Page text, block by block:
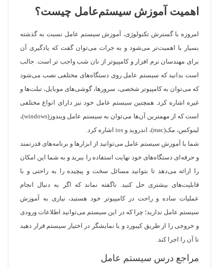
اهمیت آموزش سیستم‌عامل چیست؟
امروزه با گسترش تکنولوژی، آموزش سیستم عامل نسبت به گذشته
بسیار با اهمیت‌تر می‌شود و به جرات می‌توان گفت که یادگیری آن
برای مهندسان نرم افزار و کامپیوتر از نان شب واجب تر است. جالب
است بدانید که سیستم عامل روی دستگاه‌های مختلفی نصب می‌شود
که می‌توان به کامپیوتر شخصی، سرورها، گوشی‌های موبایل، تبلت‌ها و
غیره اشاره کرد. همچنین سیستم عامل خود نیز دارای انواع مختلفی
است که از مهمترین آن‌ها می‌توان به سیستم عامل ویندوز(windows)،
لینوکس، مک(mac)، اندروید و ios اشاره کرد.
شما با آموزش سیستم عامل می‌توانید از ابزارها و برنامه‌های قدرتمند
و حرفه‌ای دستگاه‌های خود نهایت استفاده را ببرید و به شما این امکان
را ارائه می‌دهد تا بتوانید مسائل سخت و پیچیده را به راحتی و با
قابلیت‌های بیشتری حل کنید. ناگفته نماند که اگر به دنبال انجام
عملیات ساده و راحت در کامپیوتر خود هستید، نیازی به آموزش
سیستم عامل ندارید؛ چرا که در این سیستم می‌توانید اطلاعات ورودی
و خروجی را از طریق کیبورد و یا نمایشگر در اختیار سیستم قرار دهید
تا آن را اجرا کند.
مراجع درس سیستم عامل